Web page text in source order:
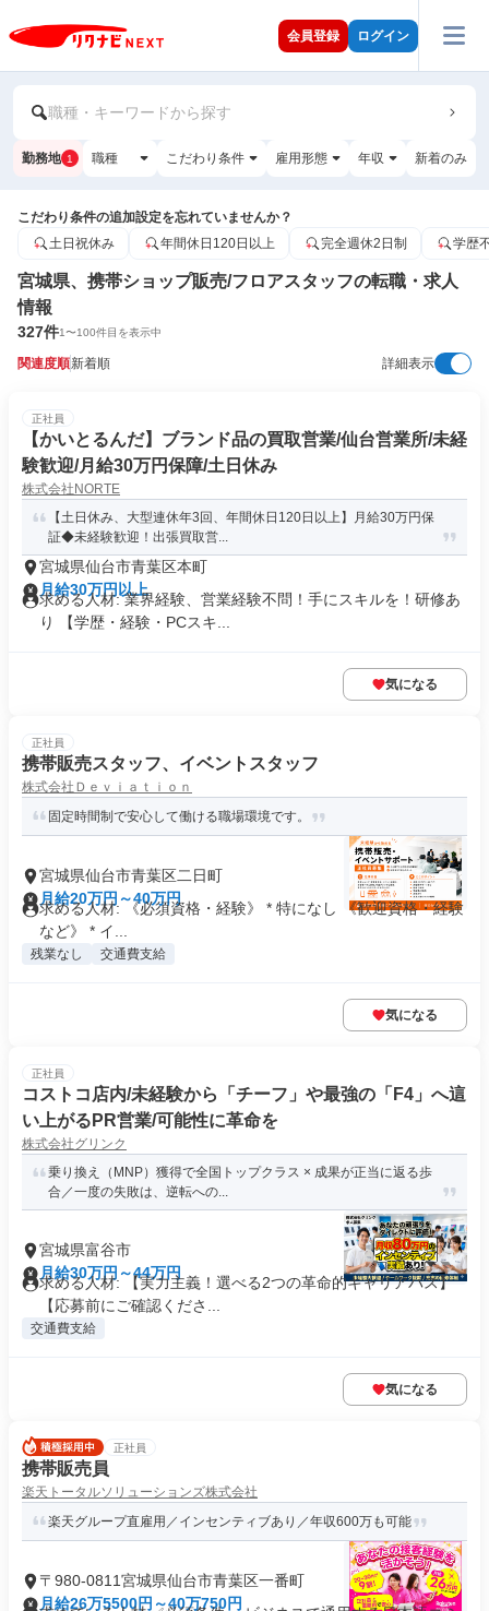
会員登録 ログイン
職種・キーワードから探す
勤務地 1 職種 こだわり条件 雇用形態 年収 新着のみ
こだわり条件の追加設定を忘れていませんか？
土日祝休み
年間休日120日以上 完全週休2日制 学歴
宮城県、携帯ショップ販売/フロアスタッフの転職・求人
情報
327件1〜100件目を表示中
関連度順新着順 詳細表示
正社員
【かいとるんだ】ブランド品の買取営業/仙台営業所/未経
験歓迎/月給30万円保障/土日休み
株式会社NORTE
【土日休み、大型連休年3回、年間休日120日以上】月給30万円保
証◆未経験歓迎！出張買取営...
宮城県仙台市青葉区本町
月給30万円以上
求める人材: 業界経験、営業経験不問！手にスキルを！研修あ
り 【学歴・経験・PCスキ...
気になる
正社員
携帯販売スタッフ、イベントスタッフ
株式会社Ｄｅｖｉａｔｉｏｎ
固定時間制で安心して働ける職場環境です。
宮城県仙台市青葉区二日町
月給20万円～40万円
求める人材: 《必須資格・経験》 * 特になし 《歓迎資格・経験
など》 * イ...
残業なし 交通費支給
気になる
正社員
コストコ店内/未経験から「チーフ」や最強の「F4」へ這
い上がるPR営業/可能性に革命を
株式会社グリンク
乗り換え（MNP）獲得で全国トップクラス × 成果が正当に返る歩
合／一度の失敗は、逆転への...
宮城県富谷市
月給30万円～44万円
求める人材: 【実力主義！選べる2つの革命的キャリアパス】
【応募前にご確認くださ...
交通費支給
気になる
正社員
携帯販売員
楽天トータルソリューションズ株式会社
楽天グループ直雇用／インセンティブあり／年収600万も可能
〒980-0811宮城県仙台市青葉区一番町
月給26万5500円～40万750円